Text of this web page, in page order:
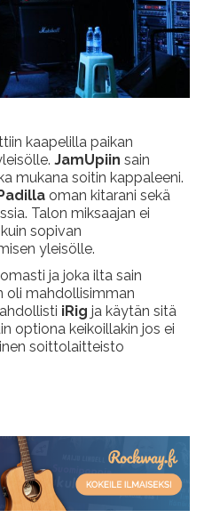
kaapelilla paikan
JamUpiin sain
mukana soitin kappaleeni.
oman kitarani sekä
Talon miksaajan ei
sopivan
yleisölle.
ja joka ilta sain
oli mahdollisimman
iRig ja käytän sitä
optiona keikoillakin jos ei
soittolaitteisto